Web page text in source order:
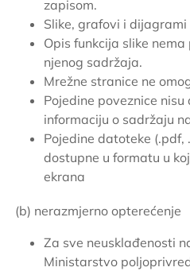
zapisom.
Slike, grafovi i
Opis funkcija slike
njenog sadržaja.
Mrežne stranice ne
Pojedine poveznice
informaciju o sadržaju
Pojedine datoteke (.pdf,
dostupne u formatu u
ekrana
(b) nerazmjerno opterećenje
Za sve neusklađenosti
Ministarstvo